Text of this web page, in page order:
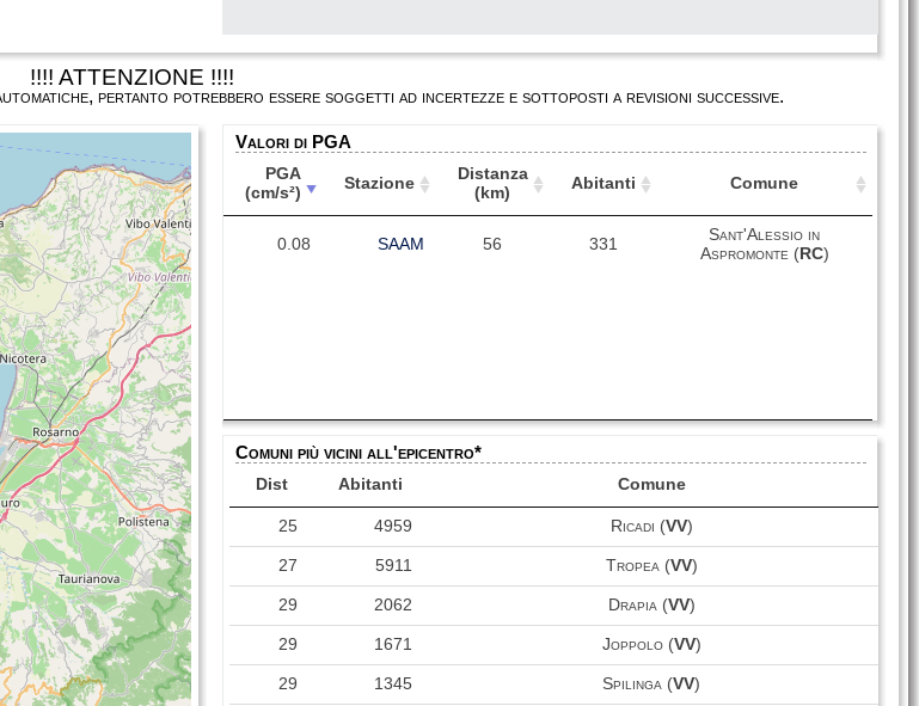
!!!! ATTENZIONE !!!!
pertanto potrebbero essere soggetti ad incertezze e sottoposti a revisioni successive.
Valori di PGA
PGA
(cm/s²)
Stazione
Distanza
(km)
Abitanti Comune
(cm/s²)
(km)
Comune
0.08
SAAM 56 331
Sant'Alessio in
Aspromonte (RC)
Comuni più vicini all'epicentro*
Dist Abitanti Comune
25 4959 Ricadi (VV)
27 5911 Tropea (VV)
29 2062 Drapia (VV)
29 1671 Joppolo (VV)
29 1345 Spilinga (VV)